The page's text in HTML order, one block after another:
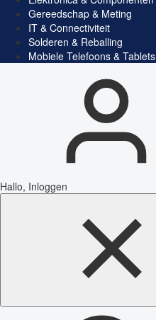
Gereedschap & Meting
IT & Connectiviteit
Solderen & Reballing
Mobiele Telefoons & Tablets
Hallo, Inloggen